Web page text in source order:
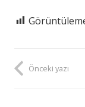
Önceki yazı